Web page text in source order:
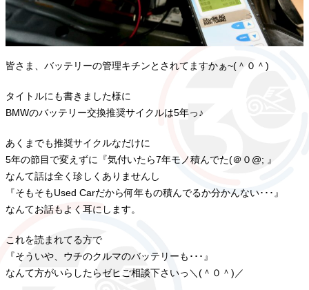
皆さま、バッテリーの管理キチンとされてますかぁ~(＾０＾)
タイトルにも書きました様に
BMWのバッテリー交換推奨サイクルは5年っ♪
あくまでも推奨サイクルなだけに
5年の節目で変えずに『気付いたら7年モノ積んでた(＠０@; 』
なんて話は全く珍しくありませんし
『そもそもUsed Carだから何年もの積んでるか分かんない･･･』
なんてお話もよく耳にします。
これを読まれてる方で
『そういや、ウチのクルマのバッテリーも･･･』
なんて方がいらしたらゼヒご相談下さいっ＼(＾０＾)／